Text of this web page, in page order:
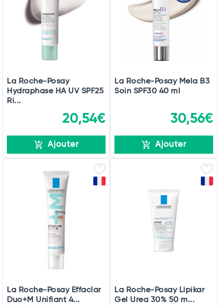
La Roche-Posay
Hydraphase HA UV SPF25
Ri...
20,54€
Ajouter
La Roche-Posay Mela B3
Soin SPF30 40 ml
30,56€
Ajouter
La Roche-Posay Effaclar
Duo+M Unifiant 4...
La Roche-Posay Lipikar
Gel Urea 30% 50 m...